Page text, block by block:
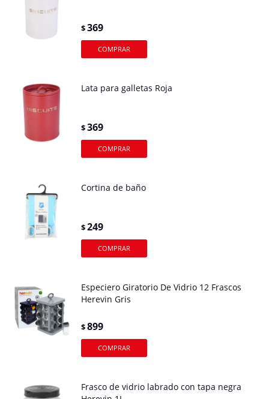
$369
Lata para galletas Roja
$369
Cortina de baño
$249
Especiero Giratorio De Vidrio 12 Frascos
Herevin Gris
$899
Frasco de vidrio labrado con tapa negra